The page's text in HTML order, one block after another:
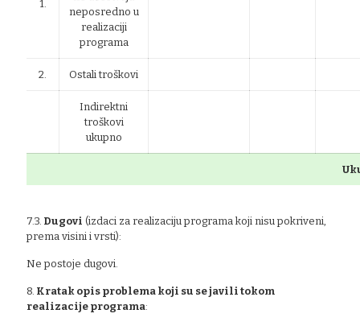
1.
neposredno u
realizaciji
programa
2. Ostali troškovi
Indirektni
troškovi
ukupno
7.3. Dugovi (izdaci za realizaciju programa koji nisu pokriveni,
prema visini i vrsti):
Ne postoje dugovi.
8. Kratak opis problema koji su se javili tokom
realizacije programa: